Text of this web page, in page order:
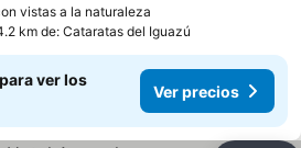
vistas a la naturaleza
km de: Cataratas del Iguazú
ver los
Ver precios